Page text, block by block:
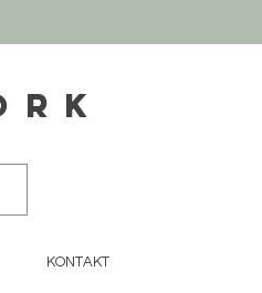
KONTAKT